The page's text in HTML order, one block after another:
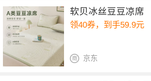
软贝冰丝豆豆凉席
领40券，到手59.9元
京东